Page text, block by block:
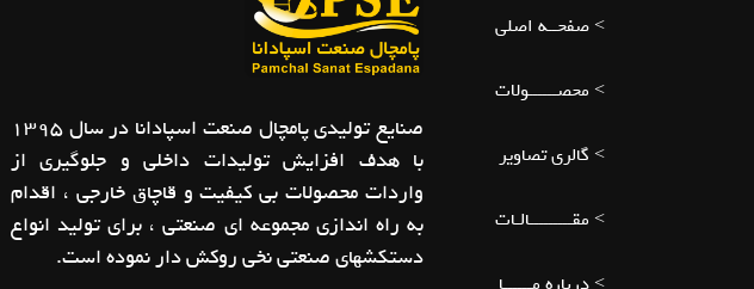
> صفحــه اصلی
> محصــــــولات
> گالری تصاویر
> مقـــــــــالـات
صنایع تولیدی پامچال صنعت اسپادانا در سال 1395
با هدف افزایش تولیدات داخلی و جلوگیری از
واردات محصولات بی کیفیت و قاچاق خارجی ، اقدام
به راه اندازی مجموعه ای صنعتی ، برای تولید انواع
دستکشهای صنعتی نخی روکش دار نموده است.